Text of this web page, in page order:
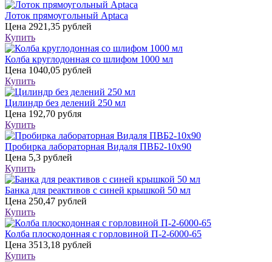
Лоток прямоугольный Aptaca
Цена 2921,35 рублей
Купить
Колба круглодонная со шлифом 1000 мл
Цена 1040,05 рублей
Купить
Цилиндр без делений 250 мл
Цена 192,70 рубля
Купить
Пробирка лабораторная Видаля ПВБ2-10х90
Цена 5,3 рублей
Купить
Банка для реактивов с синей крышкой 50 мл
Цена 250,47 рублей
Купить
Колба плоскодонная с горловиной П-2-6000-65
Цена 3513,18 рублей
Купить